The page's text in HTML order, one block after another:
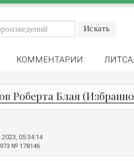
КОММЕНТАРИИ
Роберта Блая
05:34:14
№ 178146